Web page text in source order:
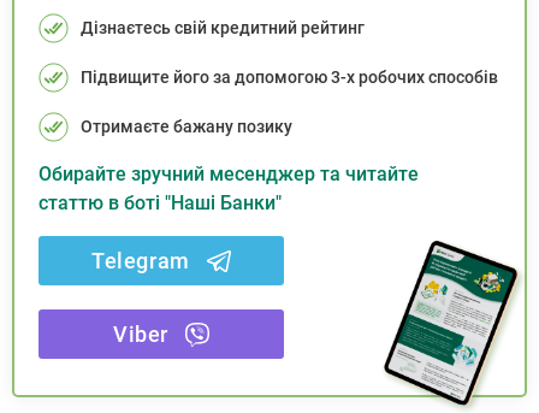
Дізнаєтесь свій кредитний рейтинг
Підвищите його за допомогою 3-х робочих способів
Отримаєте бажану позику
Обирайте зручний месенджер та читайте
статтю в боті "Наші Банки"
Telegram
Viber